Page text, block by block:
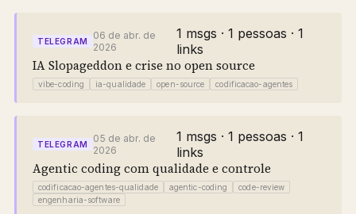
TELEGRAM
06 de abr. de
2026
1 msgs · 1 pessoas · 1
links
IA Slopageddon e crise no open source
vibe-coding ia-qualidade open-source codificacao-agentes
TELEGRAM
05 de abr. de
2026
1 msgs · 1 pessoas · 1
links
Agentic coding com qualidade e controle
codificacao-agentes-qualidade agentic-coding
code-review
engenharia-software